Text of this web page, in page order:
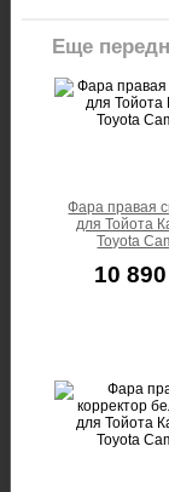
Еще
Фара правая
для Тойота
Toyota
10